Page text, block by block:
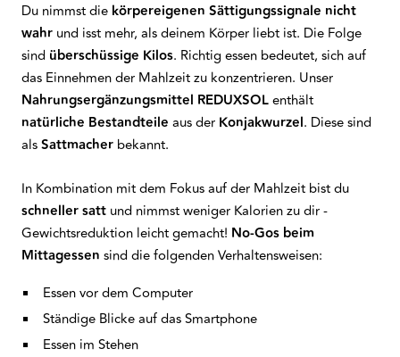
Du nimmst die körpereigenen Sättigungssignale nicht
wahr und isst mehr, als deinem Körper liebt ist. Die Folge
sind überschüssige Kilos. Richtig essen bedeutet, sich auf
das Einnehmen der Mahlzeit zu konzentrieren. Unser
Nahrungsergänzungsmittel REDUXSOLenthält
natürliche Bestandteile aus der Konjakwurzel. Diese sind
alsSattmacher bekannt.
In Kombination mit dem Fokus auf der Mahlzeit bist du
schneller satt und nimmst weniger Kalorien zu dir -
Gewichtsreduktion leicht gemacht! No-Gos beim
Mittagessen sind die folgenden Verhaltensweisen:
Essen vor dem Computer
Ständige Blicke auf das Smartphone
Essen im Stehen